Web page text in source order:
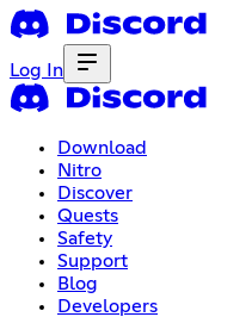
Log In
Download
Nitro
Discover
Quests
Safety
Support
Blog
Developers